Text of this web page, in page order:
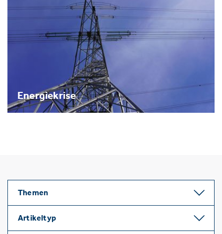
Energiekrise
Themen
Artikeltyp